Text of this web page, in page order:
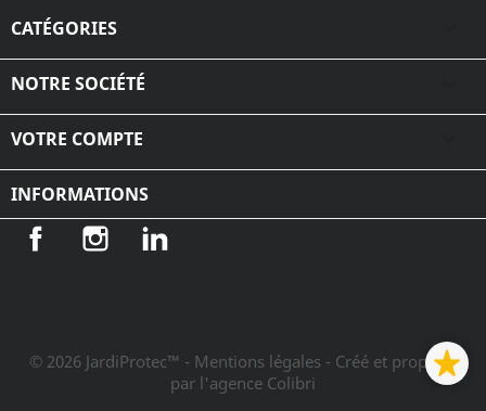
CATÉGORIES
NOTRE SOCIÉTÉ
VOTRE COMPTE
INFORMATIONS
Facebook Instagram
© 2026 JardiProtec™ - Mentions légales - Créé et propulsé
par l'agence Colibri